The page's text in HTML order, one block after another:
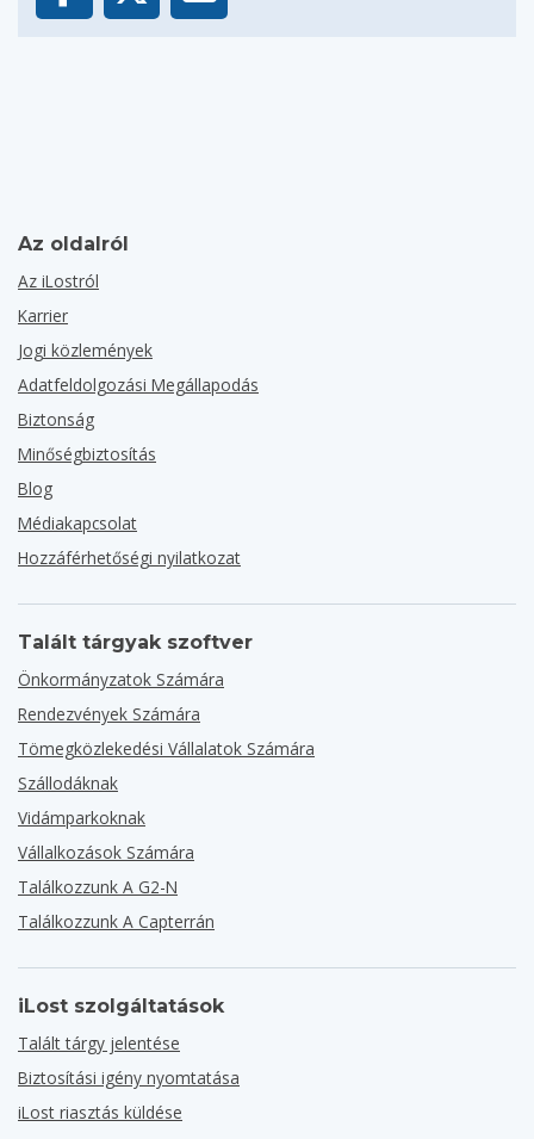
Az oldalról
Az iLostról
Karrier
Jogi közlemények
Adatfeldolgozási Megállapodás
Biztonság
Minőségbiztosítás
Blog
Médiakapcsolat
Hozzáférhetőségi nyilatkozat
Talált tárgyak szoftver
Önkormányzatok Számára
Rendezvények Számára
Tömegközlekedési Vállalatok Számára
Szállodáknak
Vidámparkoknak
Vállalkozások Számára
Találkozzunk A G2-N
Találkozzunk A Capterrán
iLost szolgáltatások
Talált tárgy jelentése
Biztosítási igény nyomtatása
iLost riasztás küldése